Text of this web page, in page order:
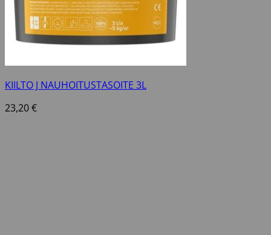
KIILTO J NAUHOITUSTASOITE 3L
23,20€